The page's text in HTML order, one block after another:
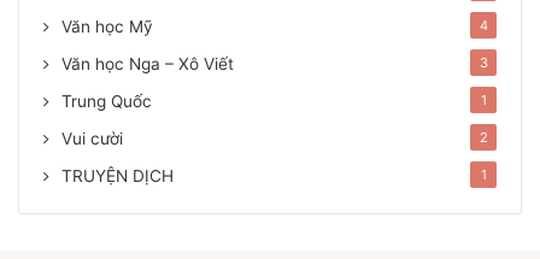
Văn học Mỹ 4
Văn học Nga – Xô Viết 3
Trung Quốc 1
Vui cười 2
TRUYỆN DỊCH 1